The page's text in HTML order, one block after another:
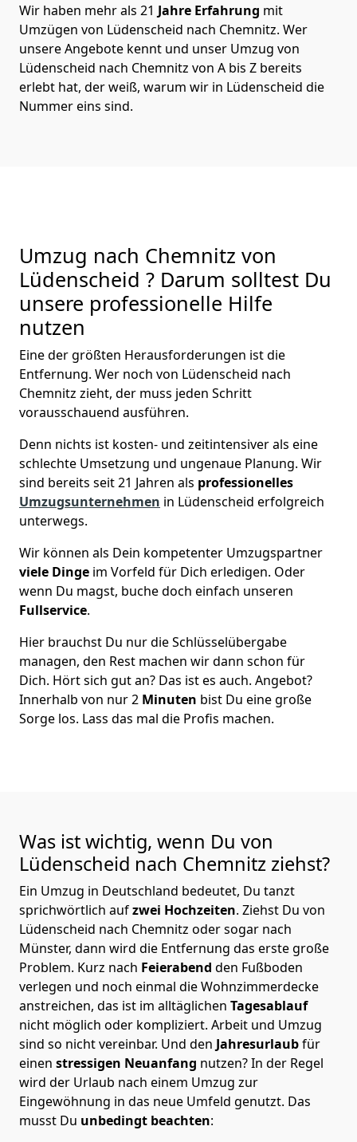
Wir haben mehr als 21 Jahre Erfahrung mit
Umzügen von Lüdenscheid nach Chemnitz. Wer
unsere Angebote kennt und unser Umzug von
Lüdenscheid nach Chemnitz von A bis Z bereits
erlebt hat, der weiß, warum wir in Lüdenscheid die
Nummer eins sind.
Umzug nach Chemnitz von
Lüdenscheid ? Darum solltest Du
unsere professionelle Hilfe
nutzen
Eine der größten Herausforderungen ist die
Entfernung. Wer noch von Lüdenscheid nach
Chemnitz zieht, der muss jeden Schritt
vorausschauend ausführen.
Denn nichts ist kosten- und zeitintensiver als eine
schlechte Umsetzung und ungenaue Planung. Wir
sind bereits seit 21 Jahren als professionelles
Umzugsunternehmen in Lüdenscheid erfolgreich
unterwegs.
Wir können als Dein kompetenter Umzugspartner
viele Dinge im Vorfeld für Dich erledigen. Oder
wenn Du magst, buche doch einfach unseren
Fullservice.
Hier brauchst Du nur die Schlüsselübergabe
managen, den Rest machen wir dann schon für
Dich. Hört sich gut an? Das ist es auch. Angebot?
Innerhalb von nur 2 Minuten bist Du eine große
Sorge los. Lass das mal die Profis machen.
Was ist wichtig, wenn Du von
Lüdenscheid nach Chemnitz ziehst?
Ein Umzug in Deutschland bedeutet, Du tanzt
sprichwörtlich aufzwei Hochzeiten. Ziehst Du von
Lüdenscheid nach Chemnitz oder sogar nach
Münster, dann wird die Entfernung das erste große
Problem. Kurz nach Feierabend den Fußboden
verlegen und noch einmal die Wohnzimmerdecke
anstreichen, das ist im alltäglichen Tagesablauf
nicht möglich oder kompliziert. Arbeit und Umzug
sind so nicht vereinbar. Und den Jahresurlaubfür
einen stressigen Neuanfang nutzen? In der Regel
wird der Urlaub nach einem Umzug zur
Eingewöhnung in das neue Umfeld genutzt. Das
musst Du unbedingt beachten: